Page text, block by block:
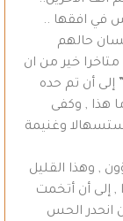
في افقها ..
حالهم
خير من ان
إلى أن تم حده
هذا , وكفى
وغنيمة
, وهذا القليل
, إلى أن أتخمت
انحدر الحس